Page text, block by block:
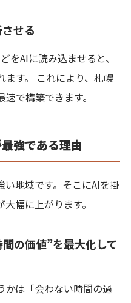
せる
をAIに読み込ませると、
す。 これにより、札幌
で構築できます。
強である理由
地域です。そこにAIを掛
幅に上がります。
の価値”を最大化して
かは「会わない時間の過